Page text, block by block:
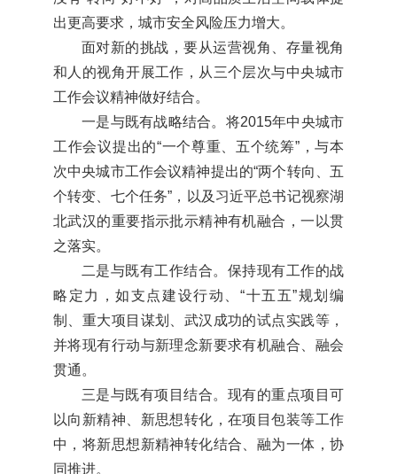
出更高要求，城市安全风险压力增大。
面对新的挑战，要从运营视角、存量视角
和人的视角开展工作，从三个层次与中央城市
工作会议精神做好结合。
一是与既有战略结合。将2015年中央城市
工作会议提出的“一个尊重、五个统筹”，与本
次中央城市工作会议精神提出的“两个转向、五
个转变、七个任务”，以及习近平总书记视察湖
北武汉的重要指示批示精神有机融合，一以贯
之落实。
二是与既有工作结合。保持现有工作的战
略定力，如支点建设行动、“十五五”规划编
制、重大项目谋划、武汉成功的试点实践等，
并将现有行动与新理念新要求有机融合、融会
贯通。
三是与既有项目结合。现有的重点项目可
以向新精神、新思想转化，在项目包装等工作
中，将新思想新精神转化结合、融为一体，协
同推进。